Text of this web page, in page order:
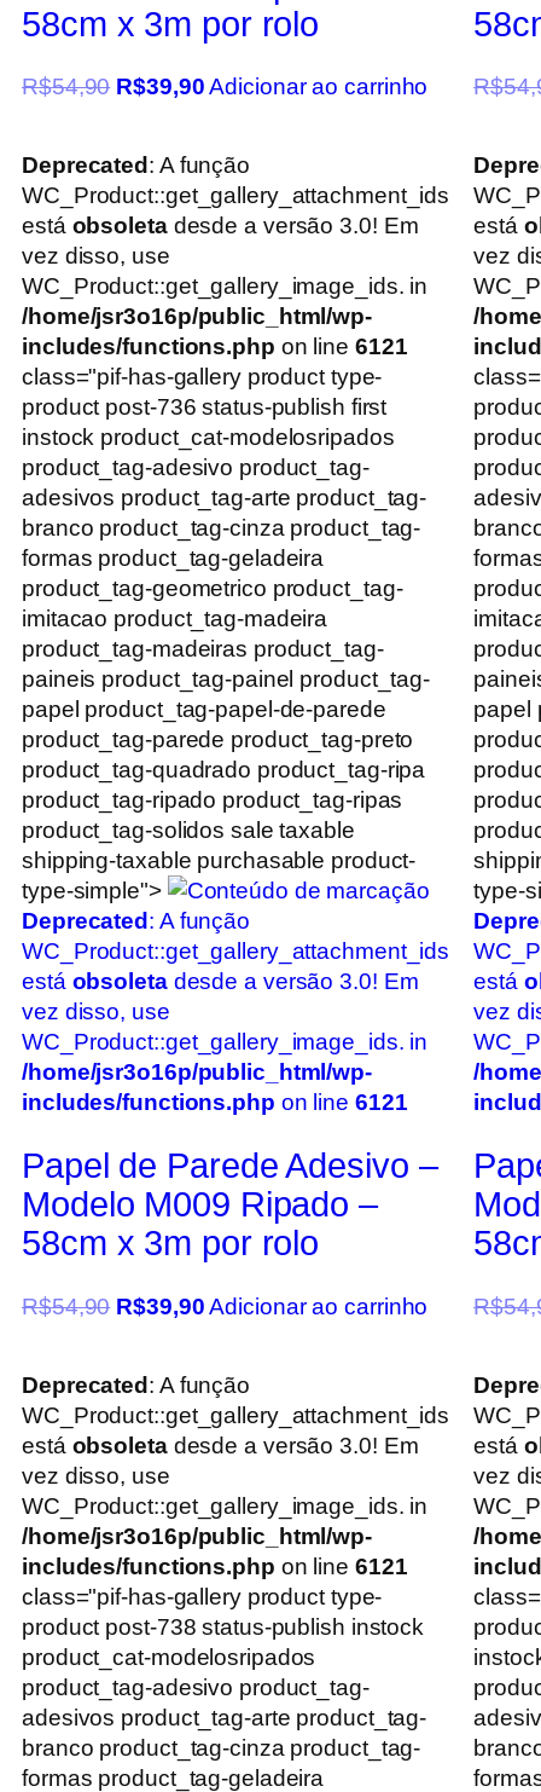
58cm x 3m por rolo
R$54,90 R$39,90 Adicionar ao carrinho R$
Deprecated : A função
WC_Product::get_gallery_attachment_ids
está obsoletadesde a versão 3.0! Em
vez disso, use
WC_Product::get_gallery_image_ids. in
/home/jsr3o16p/public_html/wp-
includes/functions.php on line 6121
class="pif-has-gallery product type-
product post-736 status-publish first
instock product_cat-modelosripados
product_tag-adesivo product_tag-
adesivos product_tag-arte product_tag-
branco product_tag-cinza product_tag-
formas product_tag-geladeira
product_tag-geometrico product_tag-
imitacao product_tag-madeira
product_tag-madeiras product_tag-
paineis product_tag-painel product_tag-
papel product_tag-papel-de-parede
product_tag-parede product_tag-preto
product_tag-quadrado product_tag-ripa
product_tag-ripado product_tag-ripas
product_tag-solidos sale taxable
shipping-taxable purchasable product-
type-simple">
Deprecated : A função
WC_Product::get_gallery_attachment_ids
está obsoletadesde a versão 3.0! Em
vez disso, use
WC_Product::get_gallery_image_ids. in
/home/jsr3o16p/public_html/wp-
includes/functions.php on line 6121
Papel de Parede Adesivo –
Modelo M009 Ripado –
58cm x 3m por rolo
R$54,90 R$39,90 Adicionar ao carrinho
está
vez
/
papel
type-
está
vez
/
R$
Deprecated: A função
WC_Product::get_gallery_attachment_ids
está obsoletadesde a versão 3.0! Em
vez disso, use
WC_Product::get_gallery_image_ids. in
/home/jsr3o16p/public_html/wp-
includes/functions.php on line 6121
class="pif-has-gallery product type-
product post-738 status-publish instock
product_cat-modelosripados
product_tag-adesivo product_tag-
adesivos product_tag-arte product_tag-
branco product_tag-cinza product_tag-
formas product_tag-geladeira
está
vez
/